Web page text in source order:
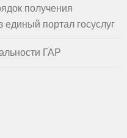
получения
портал госуслуг
ГАР